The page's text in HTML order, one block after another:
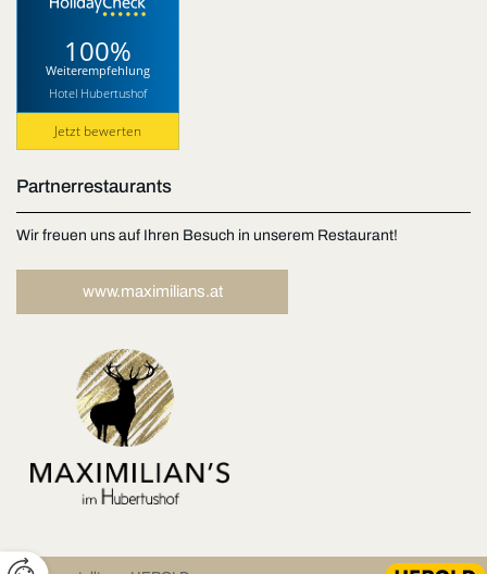
100%
Weiterempfehlung
Hotel Hubertushof
Jetzt bewerten
Partnerrestaurants
Wir freuen uns auf Ihren Besuch in unserem Restaurant!
www.maximilians.at